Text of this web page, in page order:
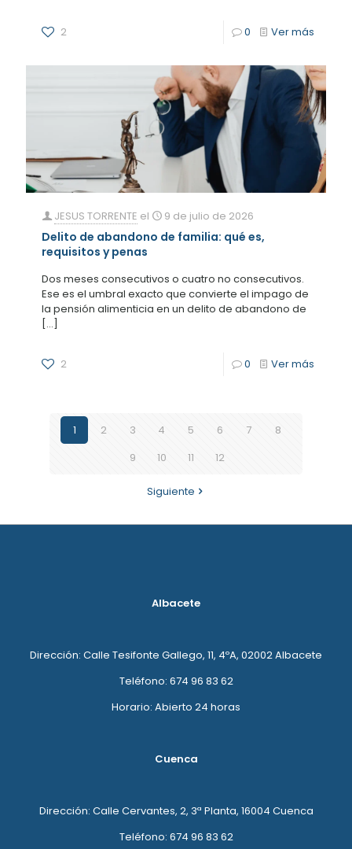
2 0 Ver más
JESUS TORRENTE el 9 de julio de 2026
Delito de abandono de familia: qué es,
requisitos y penas
Dos meses consecutivos o cuatro no consecutivos.
Ese es el umbral exacto que convierte el impago de
la pensión alimenticia en un delito de abandono de
[…]
2 0 Ver más
1 2 3 4 5 6 7
8
9
10 11 12
Siguiente
Albacete
Dirección: Calle Tesifonte Gallego, 11, 4ºA, 02002 Albacete
Teléfono: 674 96 83 62
Horario: Abierto 24 horas
Cuenca
Dirección: Calle Cervantes, 2, 3ª Planta, 16004 Cuenca
Teléfono: 674 96 83 62